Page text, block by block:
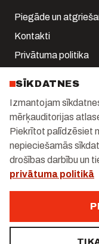
Piegāde un
Kontakti
Privātuma politika
KONTAKTI
Kalnciema iela 1-
+371 29 247 171
info@gastrolux.lv
Darba dienās
SĪKDATNES
Izmantojam
mērķauditorijas
Piekrītot palīdzēsiet
nepieciešamās
drošības darbību un
privātuma politikā